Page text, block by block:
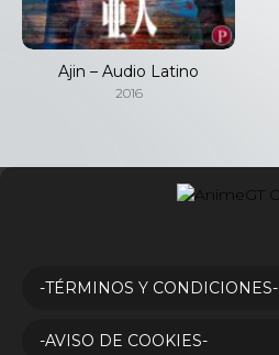
Ajin – Audio Latino
2016
-TÉRMINOS Y CONDICIONES-
-AVISO DE COOKIES-